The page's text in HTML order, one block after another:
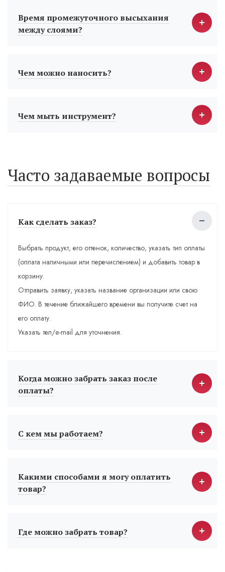
Время промежуточного высыхания
между слоями?
Чем можно наносить?
Чем мыть инструмент?
Часто задаваемые вопросы
Как сделать заказ?
Выбрать продукт, его оттенок, количество, указать тип оплаты
(оплата наличными или перечислением) и добавить товар в
корзину.
Отправить заявку, указать название организации или свою
ФИО. В течение ближайшего времени вы получите счет на
его оплату.
Указать тел/e-mail для уточнения.
Когда можно забрать заказ после
оплаты?
С кем мы работаем?
Какими способами я могу оплатить
товар?
Где можно забрать товар?